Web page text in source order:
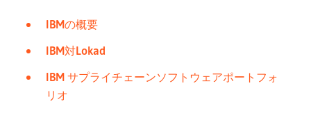
IBMの概要
IBM対Lokad
IBM サプライチェーンソフトウェアポートフォ
リオ